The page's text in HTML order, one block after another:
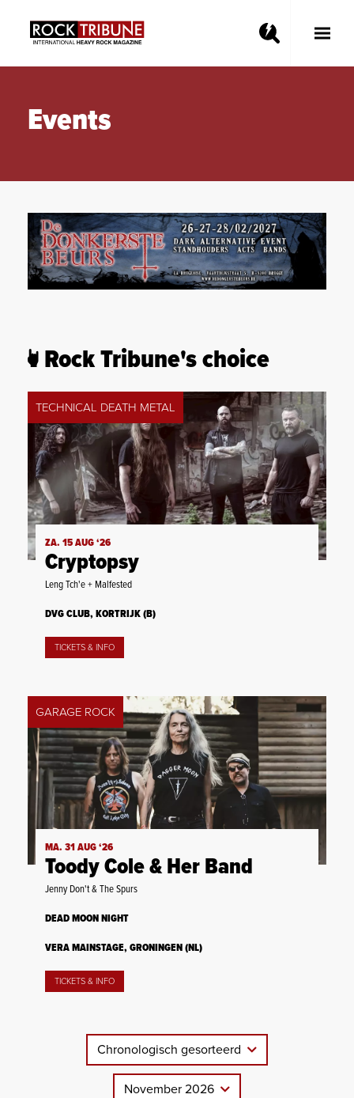
Toggle
Events
Rock Tribune's choice
TECHNICAL DEATH METAL
ZA. 15 AUG ‘26
Cryptopsy
Leng Tch'e + Malfested
DVG CLUB, KORTRIJK (B)
TICKETS & INFO
GARAGE ROCK
MA. 31 AUG ‘26
Toody Cole & Her Band
Jenny Don't & The Spurs
DEAD MOON NIGHT
VERA MAINSTAGE, GRONINGEN (NL)
TICKETS & INFO
Chronologisch gesorteerd
November 2026